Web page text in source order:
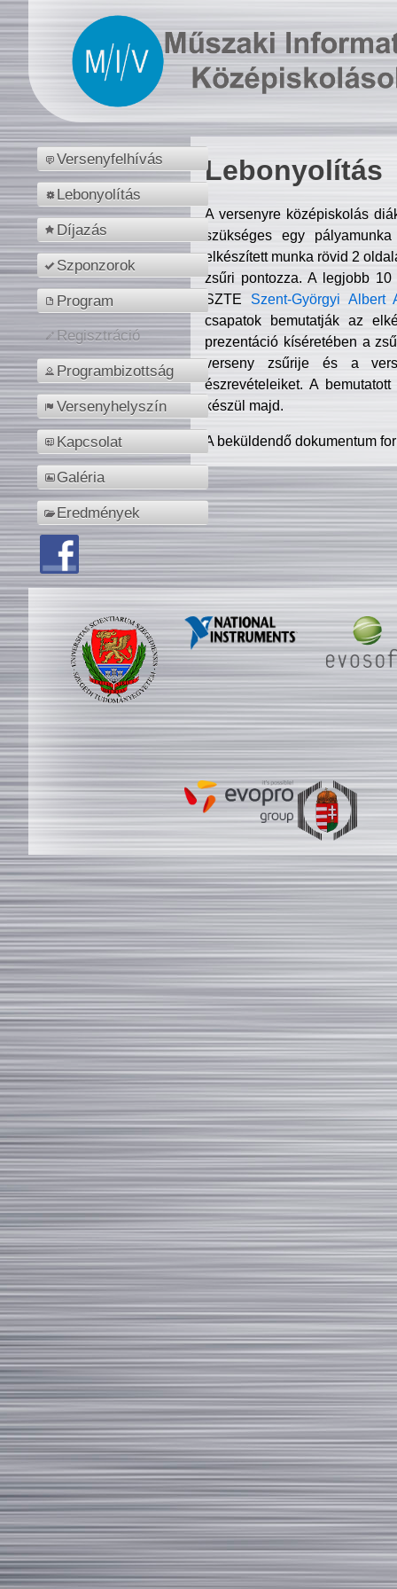
Versenyfelhívás
Lebonyolítás
Díjazás
Szponzorok
Program
Regisztráció
Programbizottság
Versenyhelyszín
Kapcsolat
Galéria
Eredmények
Lebonyolítás
A versenyre középiskolás
szükséges egy
elkészített munka rövid 2
zsűri pontozza. A legjobb
SZTE Szent-Györgyi Albert
csapatok bemutatják az
prezentáció kíséretében a
verseny zsűrije és a
észrevételeiket. A
készül majd.
A beküldendő dokumentum